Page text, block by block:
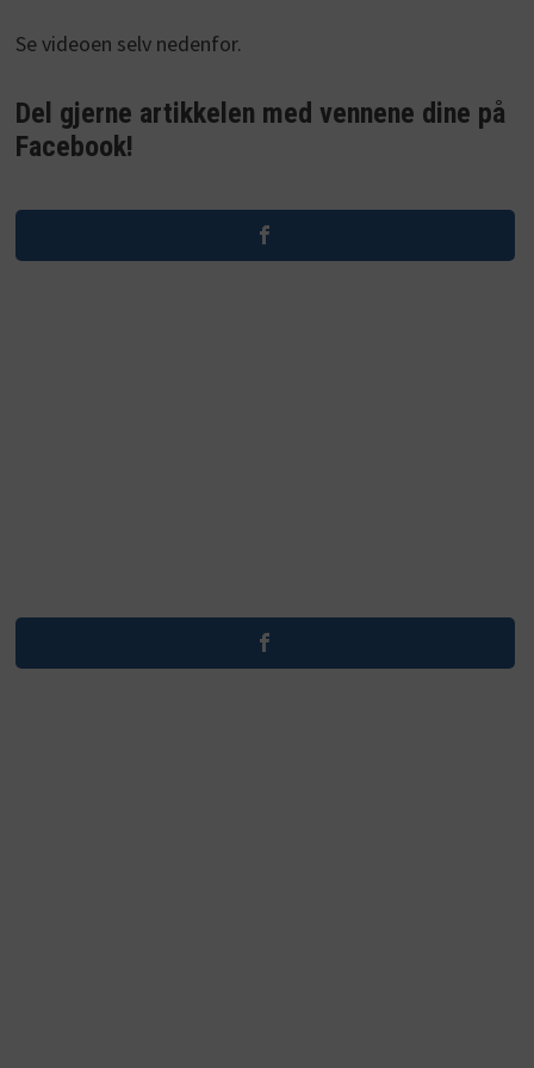
Se videoen selv nedenfor.
Del gjerne artikkelen med vennene dine på
Facebook!